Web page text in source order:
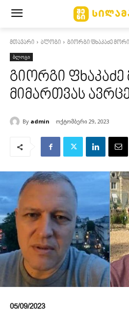
მთავარი ბლოგი გიორგი ფხაკაძე
ბლოგი
გიორგი
მიმართვას
By admin ოქტომბერი 29, 2023
05/09/2023